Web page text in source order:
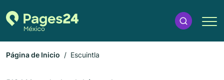
Página de Inicio Escuintla